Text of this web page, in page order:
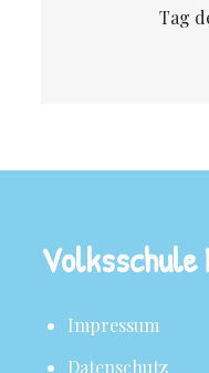
Tag
Impressum
Datenschutz